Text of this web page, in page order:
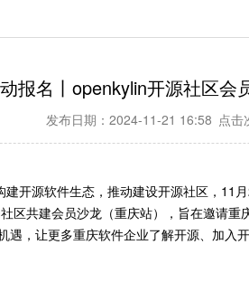
报名丨openkylin开源社区会
发布日期：2024-11-21 16:58 点击
建开源软件生态，推动建设开源社区，
区共建会员沙龙（重庆站），旨在邀请
遇，让更多重庆软件企业了解开源、加入